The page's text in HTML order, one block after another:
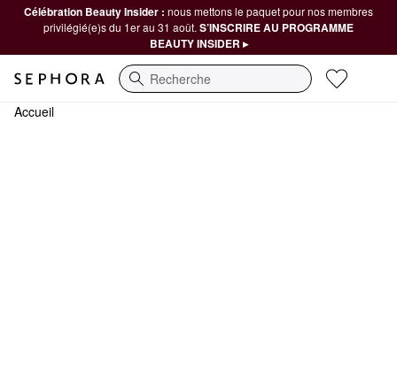
Célébration Beauty Insider : nous mettons le paquet pour nos membres
privilégié(e)s du 1er au 31 août. S’INSCRIRE AU PROGRAMME
BEAUTY INSIDER ▸
Recherche
Accueil